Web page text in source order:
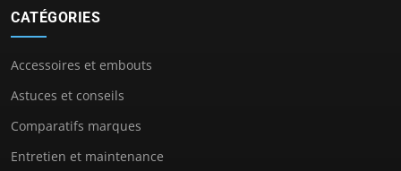
CATÉGORIES
Accessoires et embouts
Astuces et conseils
Comparatifs marques
Entretien et maintenance